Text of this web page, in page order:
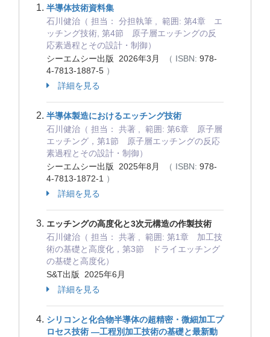
半導体技術資料集
石川健治（ 担当： 分担執筆 , 範囲: 第4章 エ
ッチング技術, 第4節 原子層エッチングの反
応素過程とその設計・制御）
シーエムシー出版 2026年3月
（ ISBN: 978-
4-7813-1887-5 ）
詳細を見る
半導体製造におけるエッチング技術
石川健治（ 担当： 共著 , 範囲: 第6章 原子層
エッチング，第1節 原子層エッチングの反応
素過程とその設計・制御）
シーエムシー出版 2025年8月
（ ISBN: 978-
4-7813-1872-1 ）
詳細を見る
エッチングの高度化と3次元構造の作製技術
石川健治（ 担当： 共著 , 範囲: 第1章 加工技
術の基礎と高度化，第3節 ドライエッチング
の基礎と高度化）
S&T出版 2025年6月
詳細を見る
シリコンと化合物半導体の超精密・微細加工プ
ロセス技術 ―工程別加工技術の基礎と最新動